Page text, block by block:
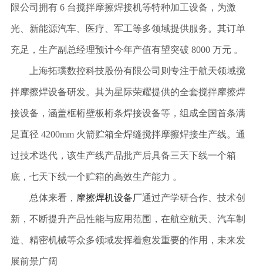
限公司拥有 6 台搅拌摩擦焊接机等特种加工设备，为激
光、新能源汽车、医疗、军工等多领域提供服务。其订单
充足，生产副总经理预计今年产值有望突破 8000 万元 。
上海拓璞数控科技股份有限公司则专注于航天领域搅
拌摩擦焊设备研发。其为星际荣耀提供的全套搅拌摩擦焊
接设备，涵盖框桁壁板桁条焊接设备等，组成全国首条满
足直径 4200mm 火箭贮箱全焊缝搅拌摩擦焊接生产线。通
过技术迭代，该生产线产品批产后具备三天下线一个箱
底，七天下线一个贮箱的高效生产能力 。
总体来看， 摩擦焊机设备厂通过产学研合作、技术创
新，不断提升产品性能与应用范围，在航空航天、汽车制
造、精密机械等众多领域发挥着愈发重要的作用，未来发
展前景广阔